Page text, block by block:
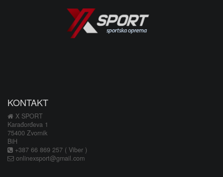
KONTAKT
X SPORT
Karađorđeva 1
75400 Zvornik
BiH
+387 66 869 257 ( Viber )
onlinexsport@gmail.com